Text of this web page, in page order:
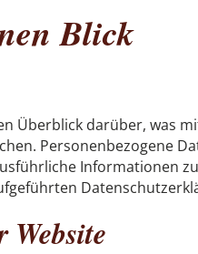
Blick
Überblick darüber, was
Personenbezogene
Informationen
Website